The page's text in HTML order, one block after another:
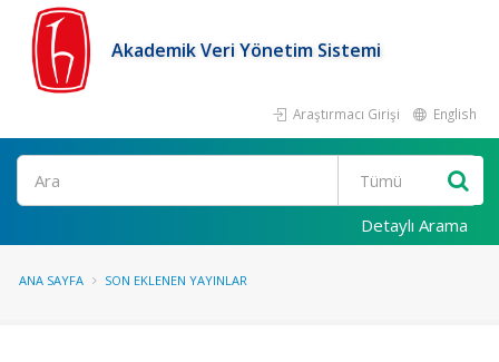
Akademik Veri Yönetim Sistemi
Araştırmacı Girişi English
Ara
Detaylı Arama
ANA SAYFA SON EKLENEN YAYINLAR